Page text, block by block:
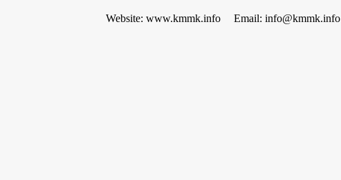
Email: info@kmmk.info
Website: www.kmmk.info